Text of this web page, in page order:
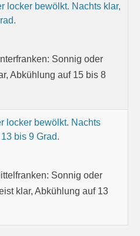
locker bewölkt. Nachts klar,
Sonnig oder
Abkühlung auf 15 bis 8
locker bewölkt. Nachts
bis 9 Grad.
Sonnig oder
klar, Abkühlung auf 13